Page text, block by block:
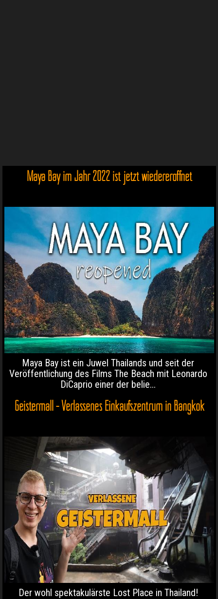
Maya Bay im Jahr 2022 ist jetzt wiedereröffnet
Maya Bay ist ein Juwel Thailands und seit der
Veröffentlichung des Films The Beach mit Leonardo
DiCaprio einer der belie...
Geistermall - Verlassenes Einkaufszentrum in Bangkok
Der wohl spektakulärste Lost Place in Thailand!